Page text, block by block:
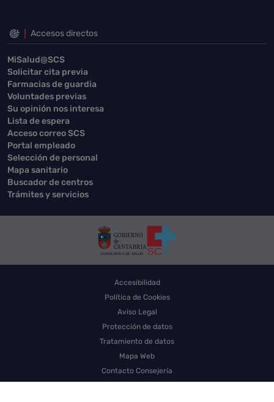
Accesos directos
MiSalud@SCS
Solicitar cita previa
Farmacias de guardia
Voluntades previas
Su opinión nos interesa
Lista de espera
Acceso correo SCS
Portal empleado
Selección de personal
Mapa sanitario
Buscador de centros
Trámites y servicios
Accesibilidad
Política de Cookies
Aviso Legal
Protección de datos
Tratamiento de datos
Mapa Web
Contacto Consejería